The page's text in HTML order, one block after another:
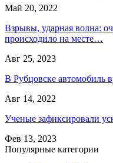
Май 20, 2022
Взрывы, ударная волна:
происходило на месте…
Авг 25, 2023
В Рубцовске автомобиль
Авг 14, 2022
Ученые зафиксировали
Фев 13, 2023
Популярные категории